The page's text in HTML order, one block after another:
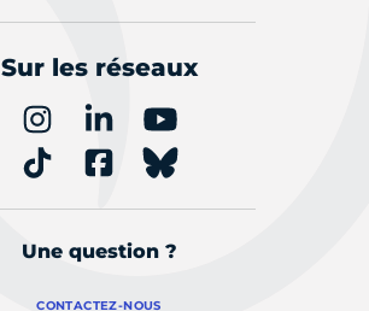
Sur les réseaux
Une question ?
CONTACTEZ-NOUS